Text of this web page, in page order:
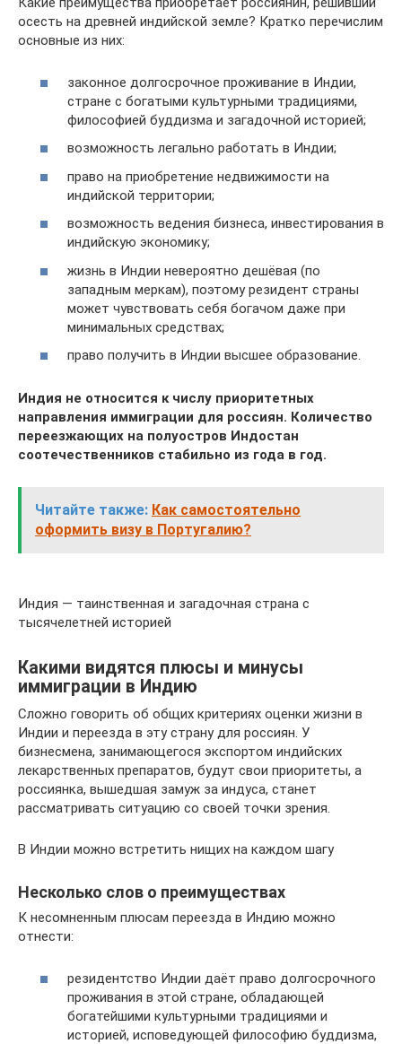
осесть на древней индийской земле? Кратко перечислим
основные из них:
законное долгосрочное проживание в Индии,
стране с богатыми культурными традициями,
философией буддизма и загадочной историей;
возможность легально работать в Индии;
право на приобретение недвижимости на
индийской территории;
возможность ведения бизнеса, инвестирования в
индийскую экономику;
жизнь в Индии невероятно дешёвая (по
западным меркам), поэтому резидент страны
может чувствовать себя богачом даже при
минимальных средствах;
право получить в Индии высшее образование.
Индия не относится к числу приоритетных
направления иммиграции для россиян. Количество
переезжающих на полуостров Индостан
соотечественников стабильно из года в год.
Читайте также: Как самостоятельно
оформить визу в Португалию?
Индия — таинственная и загадочная страна с
тысячелетней историей
Какими видятся плюсы и минусы
иммиграции в Индию
Сложно говорить об общих критериях оценки жизни в
Индии и переезда в эту страну для россиян. У
бизнесмена, занимающегося экспортом индийских
лекарственных препаратов, будут свои приоритеты, а
россиянка, вышедшая замуж за индуса, станет
рассматривать ситуацию со своей точки зрения.
В Индии можно встретить нищих на каждом шагу
Несколько слов о преимуществах
К несомненным плюсам переезда в Индию можно
отнести:
резидентство Индии даёт право долгосрочного
проживания в этой стране, обладающей
богатейшими культурными традициями и
историей, исповедующей философию буддизма,